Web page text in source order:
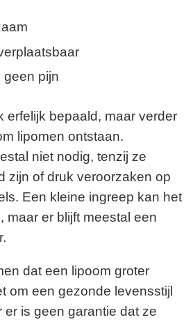
geen pijn
erfelijk bepaald, maar verder
lipomen ontstaan.
niet nodig, tenzij ze
zijn of druk veroorzaken op
Een kleine ingreep kan het
maar er blijft meestal een
dat een lipoom groter
om een gezonde levensstijl
is geen garantie dat ze